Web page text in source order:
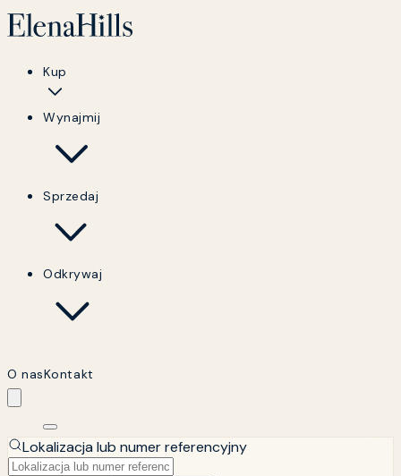
Kup
Wynajmij
Sprzedaj
Odkrywaj
O nasKontakt
Lokalizacja lub numer referencyjny